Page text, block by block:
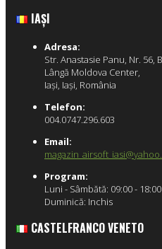
IAŞI
Adresa:
Str. Anastasie Panu, Nr. 56,
Lângă Moldova Center,
Iaşi, Iaşi, România
Telefon:
004.0747.296.603
Email:
Program:
Luni - Sâmbătă: 09:00 - 18:00
Duminică: Inchis
CASTELFRANCO VENETO